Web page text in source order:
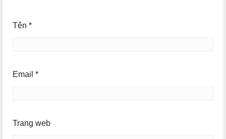
Tên *
Email *
Trang web